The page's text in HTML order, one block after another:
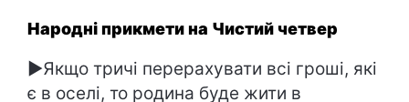
Народні прикмети на Чистий четвер
►Якщо тричі перерахувати всі гроші, які
є в оселі, то родина буде жити в